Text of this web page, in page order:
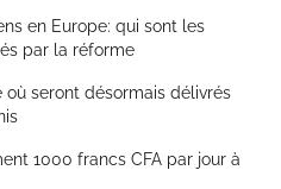
en Europe: qui sont les
par la réforme
où seront désormais délivrés
1000 francs CFA par jour à